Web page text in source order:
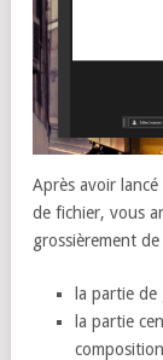
Après avoir lancé
de fichier, vous
grossièrement
la partie
la partie
composition